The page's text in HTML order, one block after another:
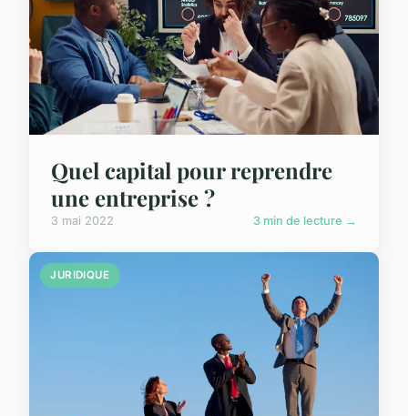
Quel capital pour reprendre
une entreprise ?
3 mai 2022 3 min de lecture →
JURIDIQUE